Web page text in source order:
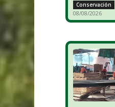
Conservación
08/08/2026